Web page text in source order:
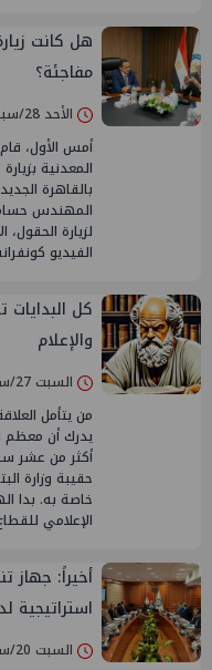
هل كانت
مفاجئة؟
الأحد 28/سبتمبر/2025 - 04:46 م
أمس الأول،
المعدنية
بالقاهرة
المهندس
لزيارة الحقول،
الفيديو
كل البدايات
والإعلام
السبت 27/سبتمبر/2025 - 04:17 م
من يتأمل
يدرك أن معظم
أكثر من عشر
حقيبة وزارة
خاصة به. بدا
الإعلامي
أخيراً: جهاز
استراتيجية
السبت 20/سبتمبر/2025 - 10:11 ص